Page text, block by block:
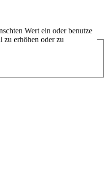
Wert ein oder benutze
zu erhöhen oder zu